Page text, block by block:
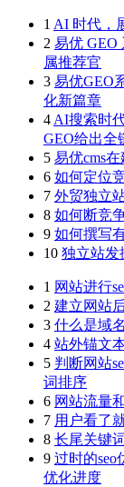
1 AI 时代，
2 易优 GEO
属推荐官
3 易优GEO
化新篇章
4 AI搜索时
GEO给出全
5 易优cms
6 如何定位
7 外贸独立
8 如何断竞
9 如何撰写
10 独立站发
1 网站进行
2 建立网站
3 什么是域
4 站外锚文
5 判断网站
词排序
6 网站流量
7 用户看了
8 长尾关键
9 过时的
优化进度